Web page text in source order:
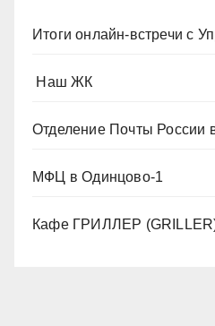
Итоги онлайн-встречи с
️ Наш ЖК
Отделение Почты России
МФЦ в Одинцово-1
Кафе ГРИЛЛЕР